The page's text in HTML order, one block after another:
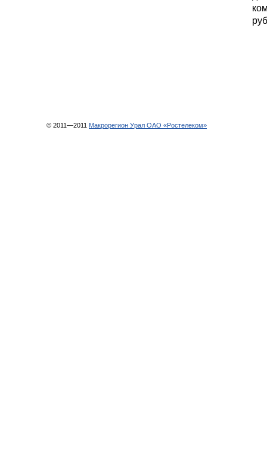
© 2011—2011 Макрорегион Урал ОАО «Ростелеком»